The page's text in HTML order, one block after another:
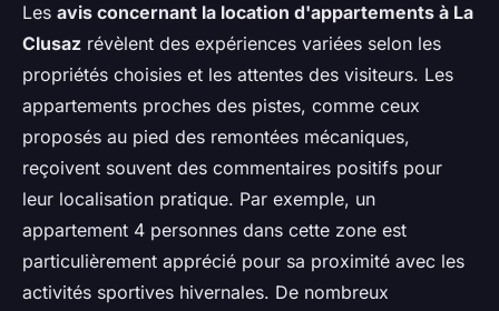
Les avis concernant la location d'appartements à La
Clusaz révèlent des expériences variées selon les
propriétés choisies et les attentes des visiteurs. Les
appartements proches des pistes, comme ceux
proposés au pied des remontées mécaniques,
reçoivent souvent des commentaires positifs pour
leur localisation pratique. Par exemple, un
appartement 4 personnes dans cette zone est
particulièrement apprécié pour sa proximité avec les
activités sportives hivernales. De nombreux